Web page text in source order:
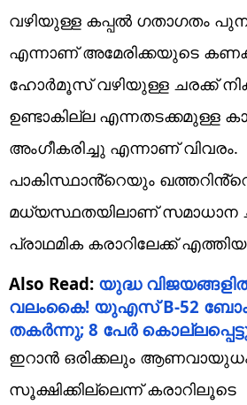
വഴിയുള്ള കപ്പൽ ഗതാഗതം
എന്നാണ് അമേരിക്കയുടെ
ഹോർമൂസ് വഴിയുള്ള ചരക്ക്
ഉണ്ടാകില്ല എന്നതടക്കമുള്ള
അംഗീകരിച്ചു എന്നാണ് വിവരം.
പാകിസ്ഥാൻ്റെയും
മധ്യസ്ഥതയിലാണ് സമാധാന
പ്രാഥമിക കരാറിലേക്ക്
Also Read: യുദ്ധ
വലം​കൈ! യുഎസ് B-52
തകർന്നു; 8 പേർ
ഇറാൻ ഒരിക്കലും
സൂക്ഷിക്കില്ലെന്ന് കരാറിലൂടെ